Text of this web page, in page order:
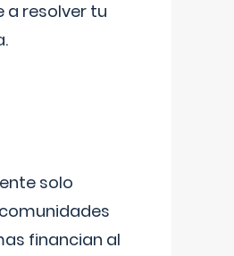
a resolver tu
solo
financian al